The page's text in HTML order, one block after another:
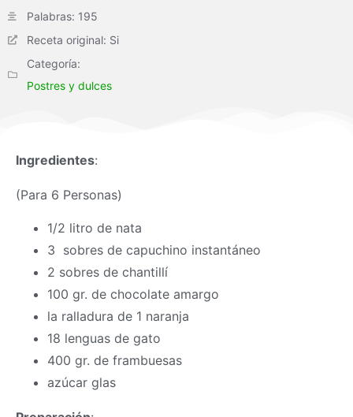
Palabras: 195
Receta original: Si
Categoría:
Postres y dulces
Ingredientes:
(Para 6 Personas)
1/2 litro de nata
3 sobres de capuchino instantáneo
2 sobres de chantillí
100 gr. de chocolate amargo
la ralladura de 1 naranja
18 lenguas de gato
400 gr. de frambuesas
azúcar glas